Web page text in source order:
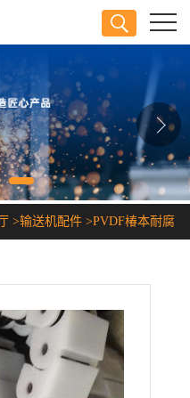
>输送机配件 >PVDF椿本耐腐